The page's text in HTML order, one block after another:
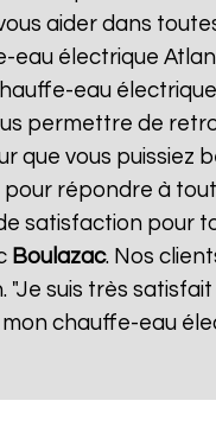
aider dans
eau électrique
eau
permettre de
vous puissiez
répondre à
satisfaction pour
Boulazac. Nos
suis très
mon chauffe-eau